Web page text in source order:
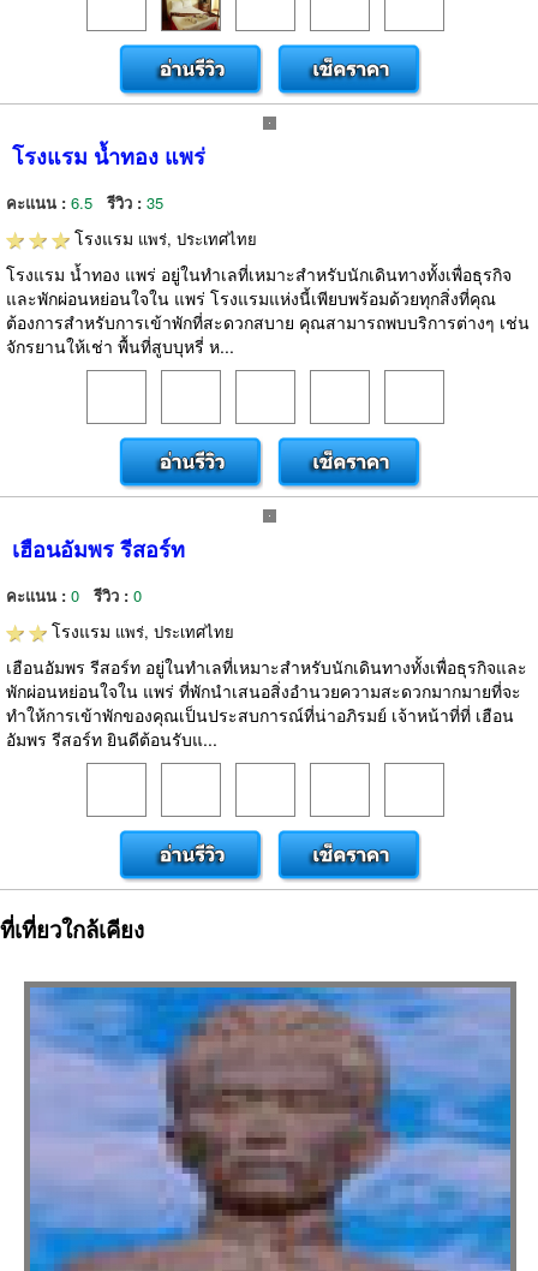
โรงแรม น้ำทอง แพร่
คะแนน : 6.5 รีวิว : 35
โรงแรม แพร่, ประเทศไทย
โรงแรม น้ำทอง แพร่ อยู่ในทำเลที่เหมาะสำหรับนักเดินทางทั้งเพื่อธุรกิจ
และพักผ่อนหย่อนใจใน แพร่ โรงแรมแห่งนี้เพียบพร้อมด้วยทุกสิ่งที่คุณ
ต้องการสำหรับการเข้าพักที่สะดวกสบาย คุณสามารถพบบริการต่างๆ เช่น
จักรยานให้เช่า พื้นที่สูบบุหรี่ ห...
เฮือนอัมพร รีสอร์ท
คะแนน : 0 รีวิว : 0
โรงแรม แพร่, ประเทศไทย
เฮือนอัมพร รีสอร์ท อยู่ในทำเลที่เหมาะสำหรับนักเดินทางทั้งเพื่อธุรกิจและ
พักผ่อนหย่อนใจใน แพร่ ที่พักนำเสนอสิ่งอำนวยความสะดวกมากมายที่จะ
ทำให้การเข้าพักของคุณเป็นประสบการณ์ที่น่าอภิรมย์ เจ้าหน้าที่ที่ เฮือน
อัมพร รีสอร์ท ยินดีต้อนรับแ...
ที่เที่ยวใกล้เคียง